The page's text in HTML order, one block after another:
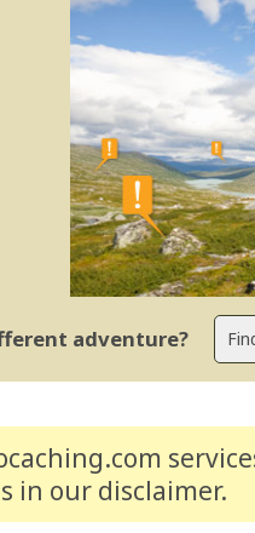
adventure?
in our disclaimer.